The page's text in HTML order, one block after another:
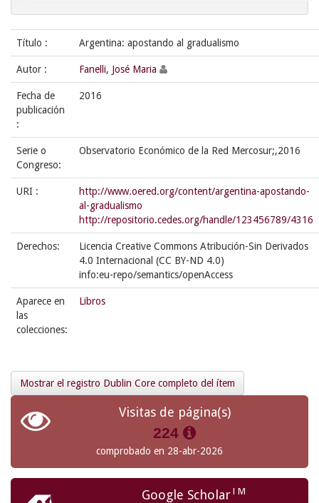
Título : Argentina: apostando al gradualismo
Autor : Fanelli, José Maria
Fecha de
publicación
:
2016
Serie o
Congreso:
Observatorio Económico de la Red Mercosur;,2016
URI :
http://www.oered.org/content/argentina-apostando-
al-gradualismo
http://repositorio.cedes.org/handle/123456789/4316
Derechos:
Licencia Creative Commons Atribución-Sin Derivados
4.0 Internacional (CC BY-ND 4.0)
info:eu-repo/semantics/openAccess
Aparece en
las
colecciones:
Libros
Mostrar el registro Dublin Core completo del ítem
Visitas de página(s)
224
comprobado en 28-abr-2026
Google ScholarTM